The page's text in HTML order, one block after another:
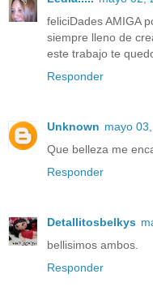
feliciDades AMIGA
siempre lleno de
este trabajo te
Responder
Unknown mayo
Que belleza me
Responder
Detallitosbelkys
bellisimos ambos.
Responder